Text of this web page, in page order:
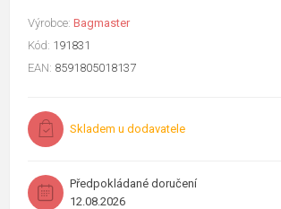
Výrobce: Bagmaster
Kód: 191831
EAN: 8591805018137
Skladem u dodavatele
Předpokládané doručení
12.08.2026